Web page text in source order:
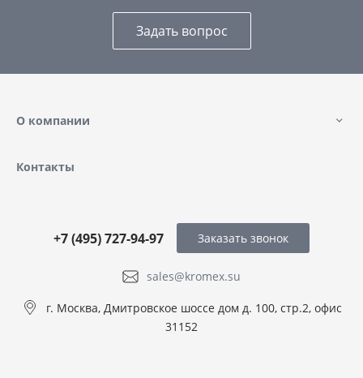
Задать вопрос
О компании
Контакты
sales@kromex.su
+7 (495) 727-94-97
г. Москва, Дмитровское шоссе дом д. 100, стр.2, офис
31152
Заказать звонок